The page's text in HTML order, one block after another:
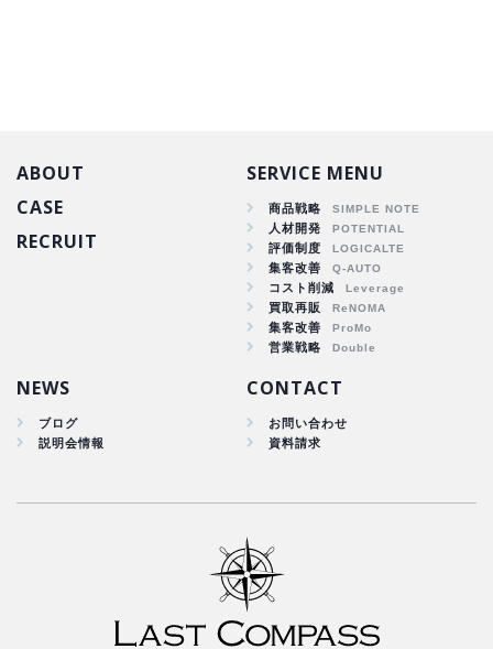
ABOUT
CASE
商品戦略
RECRUIT
SERVICE MENU
商品戦略
人材開発
評価制度
集客改善
コスト削減
買取再販
集客改善
営業戦略
NEWS
ブログ
説明会情報
CONTACT
お問い合わせ
資料請求